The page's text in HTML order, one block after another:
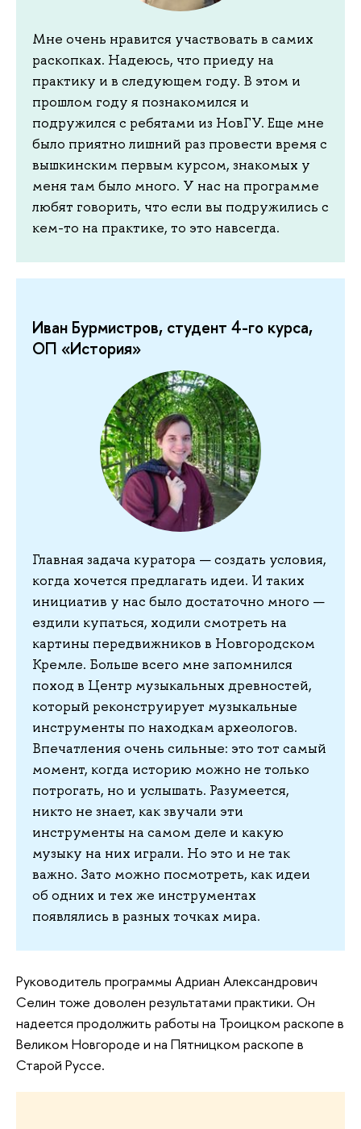
Мне очень нравится участвовать в самих
раскопках. Надеюсь, что приеду на
практику и в следующем году. В этом и
прошлом году я познакомился и
подружился с ребятами из НовГУ. Еще мне
было приятно лишний раз провести время с
вышкинским первым курсом, знакомых у
меня там было много. У нас на программе
любят говорить, что если вы подружились с
кем-то на практике, то это навсегда.
Иван Бурмистров, студент 4-го курса,
ОП «История»
Главная задача куратора — создать условия,
когда хочется предлагать идеи. И таких
инициатив у нас было достаточно много —
ездили купаться, ходили смотреть на
картины передвижников в Новгородском
Кремле. Больше всего мне запомнился
поход в Центр музыкальных древностей,
который реконструирует музыкальные
инструменты по находкам археологов.
Впечатления очень сильные: это тот самый
момент, когда историю можно не только
потрогать, но и услышать. Разумеется,
никто не знает, как звучали эти
инструменты на самом деле и какую
музыку на них играли. Но это и не так
важно. Зато можно посмотреть, как идеи
об одних и тех же инструментах
появлялись в разных точках мира.
Руководитель программы Адриан Александрович
Селин тоже доволен результатами практики. Он
надеется продолжить работы на Троицком раскопе в
Великом Новгороде и на Пятницком раскопе в
Старой Руссе.